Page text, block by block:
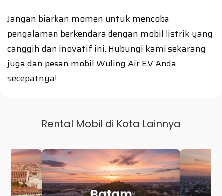
Jangan biarkan momen untuk mencoba
pengalaman berkendara dengan mobil listrik yang
canggih dan inovatif ini. Hubungi kami sekarang
juga dan pesan mobil Wuling Air EV Anda
secepatnya!
Rental Mobil di Kota Lainnya